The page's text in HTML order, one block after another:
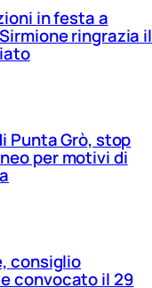
in festa a
ringrazia il
Punta Grò, stop
per motivi di
consiglio
convocato il 29